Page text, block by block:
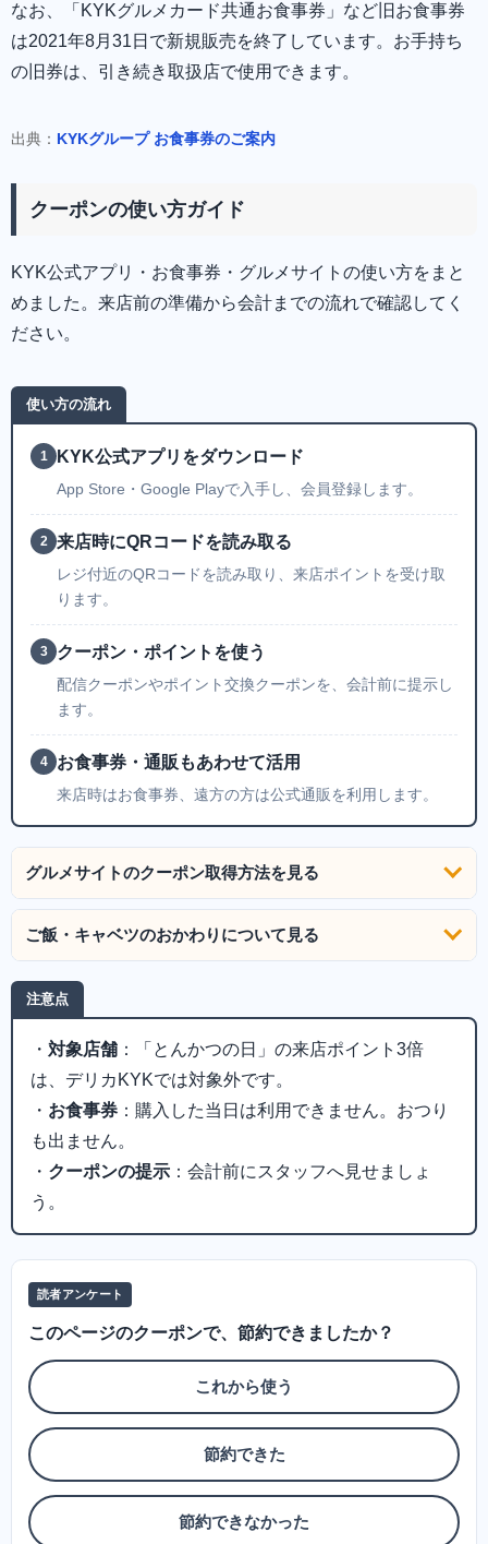
なお、「KYKグルメカード共通お食事券」など旧お食事券
は2021年8月31日で新規販売を終了しています。お手持ち
の旧券は、引き続き取扱店で使用できます。
出典： KYKグループ お食事券のご案内
クーポンの使い方ガイド
KYK公式アプリ・お食事券・グルメサイトの使い方をまと
めました。来店前の準備から会計までの流れで確認してく
ださい。
使い方の流れ
1 KYK公式アプリをダウンロード
App Store・Google Playで入手し、会員登録します。
2 来店時にQRコードを読み取る
レジ付近のQRコードを読み取り、来店ポイントを受け取
ります。
3 クーポン・ポイントを使う
配信クーポンやポイント交換クーポンを、会計前に提示し
ます。
4 お食事券・通販もあわせて活用
来店時はお食事券、遠方の方は公式通販を利用します。
グルメサイトのクーポン取得方法を見る
ご飯・キャベツのおかわりについて見る
注意点
・ 対象店舗 ：「とんかつの日」の来店ポイント3倍
は、デリカKYKでは対象外です。
・ お食事券 ：購入した当日は利用できません。おつり
も出ません。
・ クーポンの提示 ：会計前にスタッフへ見せましょ
う。
読者アンケート
このページのクーポンで、節約できましたか？
これから使う
節約できた
節約できなかった